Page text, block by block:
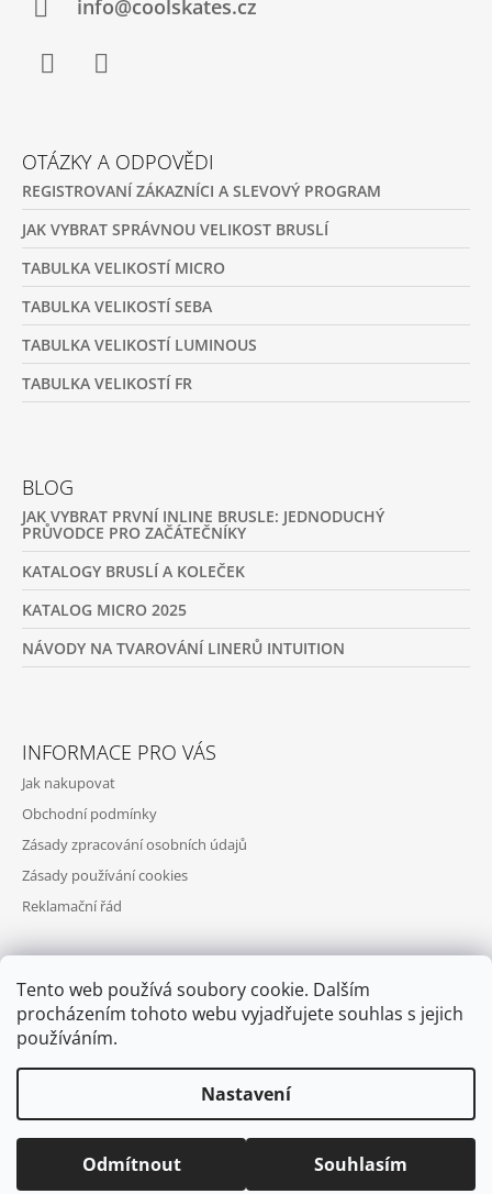
Tento web používá soubory cookie. Dalším
procházením tohoto webu vyjadřujete souhlas s jejich
používáním.
Nastavení
Odmítnout Souhlasím
info@coolskates.cz
OTÁZKY A ODPOVĚDI
REGISTROVANÍ ZÁKAZNÍCI A SLEVOVÝ PROGRAM
JAK VYBRAT SPRÁVNOU VELIKOST BRUSLÍ
TABULKA VELIKOSTÍ MICRO
TABULKA VELIKOSTÍ SEBA
TABULKA VELIKOSTÍ LUMINOUS
TABULKA VELIKOSTÍ FR
BLOG
JAK VYBRAT PRVNÍ INLINE BRUSLE: JEDNODUCHÝ
PRŮVODCE PRO ZAČÁTEČNÍKY
KATALOGY BRUSLÍ A KOLEČEK
KATALOG MICRO 2025
NÁVODY NA TVAROVÁNÍ LINERŮ INTUITION
INFORMACE PRO VÁS
Jak nakupovat
Obchodní podmínky
Zásady zpracování osobních údajů
Zásady používání cookies
Reklamační řád
PŘIJÍMÁME ONLINE PLATBY
© 2026 COOL SKATES. Všechna práva vyhrazena.Upravit nastavení